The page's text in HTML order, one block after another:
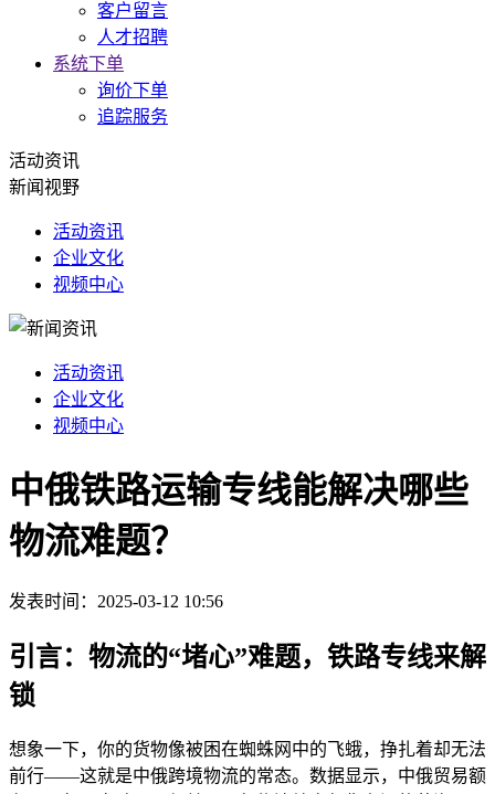
客户留言
人才招聘
系统下单
询价下单
追踪服务
活动资讯
新闻视野
活动资讯
企业文化
视频中心
活动资讯
企业文化
视频中心
中俄铁路运输专线能解决哪些
物流难题？
发表时间：2025-03-12 10:56
引言：物流的“堵心”难题，铁路专线来解
锁
想象一下，你的货物像被困在蜘蛛网中的飞蛾，挣扎着却无法
前行——这就是中俄跨境物流的常态。数据显示，中俄贸易额